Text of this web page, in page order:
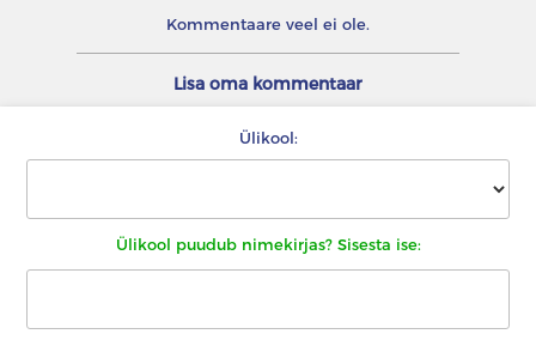
Kommentaare veel ei ole.
Lisa oma kommentaar
Ülikool:
Ülikool puudub nimekirjas? Sisesta ise: